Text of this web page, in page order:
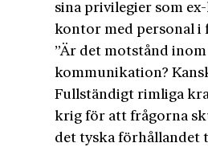
sina privilegier som
kontor med personal i
”Är det motstånd
kommunikation?
Fullständigt rimliga
krig för att frågorna
det tyska förhållandet